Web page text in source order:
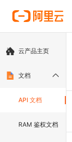
云产品主页
文档
API 文档
RAM 鉴权文档